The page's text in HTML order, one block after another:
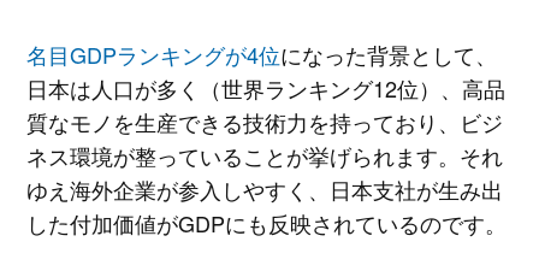
名目GDPランキングが4位になった背景として、
日本は人口が多く（世界ランキング12位）、高品
質なモノを生産できる技術力を持っており、ビジ
ネス環境が整っていることが挙げられます。それ
ゆえ海外企業が参入しやすく、日本支社が生み出
した付加価値がGDPにも反映されているのです。